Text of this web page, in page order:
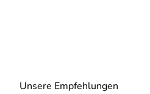
Unsere Empfehlungen